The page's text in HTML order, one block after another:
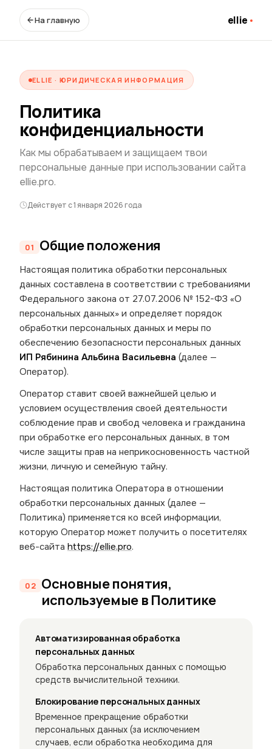
На главную ellie
ELLIE · ЮРИДИЧЕСКАЯ ИНФОРМАЦИЯ
Политика
конфиденциальности
Как мы обрабатываем и защищаем твои
персональные данные при использовании сайта
ellie.pro.
Действует с 1 января 2026 года
Общие положения
Настоящая политика обработки персональных
данных составлена в соответствии с требованиями
Федерального закона от 27.07.2006 № 152-ФЗ «О
персональных данных» и определяет порядок
обработки персональных данных и меры по
обеспечению безопасности персональных данных
ИП Рябинина Альбина Васильевна (далее —
Оператор).
Оператор ставит своей важнейшей целью и
условием осуществления своей деятельности
соблюдение прав и свобод человека и гражданина
при обработке его персональных данных, в том
числе защиты прав на неприкосновенность частной
жизни, личную и семейную тайну.
Настоящая политика Оператора в отношении
обработки персональных данных (далее —
Политика) применяется ко всей информации,
которую Оператор может получить о посетителях
веб-сайта https://ellie.pro.
Основные понятия,
используемые в Политике
Автоматизированная обработка
персональных данных
Обработка персональных данных с помощью
средств вычислительной техники.
Блокирование персональных данных
Временное прекращение обработки
персональных данных (за исключением
случаев, если обработка необходима для